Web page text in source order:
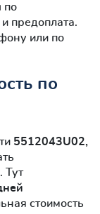
по
предоплата.
или по
по
5512043U02,
Тут
стоимость